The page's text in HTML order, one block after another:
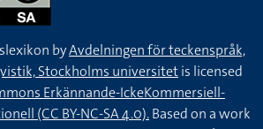
byAvdelningen för teckenspråk,
Stockholms universitetis licensed
Erkännande-IckeKommersiell-
(CC BY-NC-SA 4.0).Based on a work